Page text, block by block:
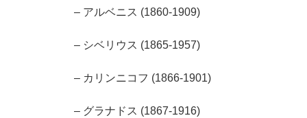
– アルベニス (1860-1909)
– シベリウス (1865-1957)
– カリンニコフ (1866-1901)
– グラナドス (1867-1916)